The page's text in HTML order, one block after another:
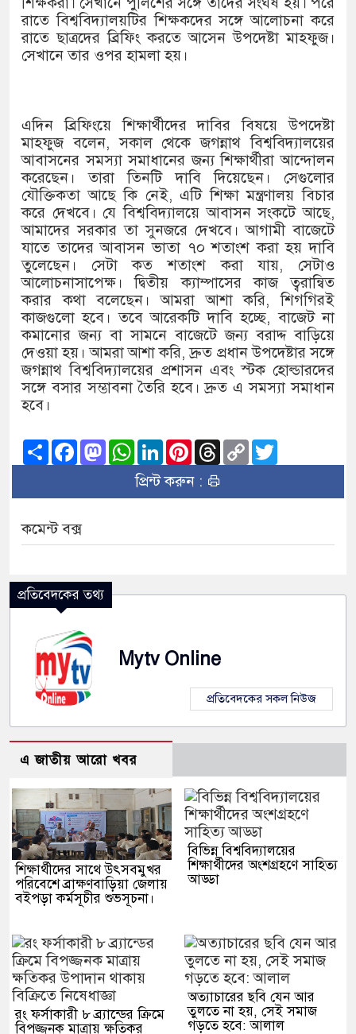
রাতে বিশ্ববিদ্যালয়টির শিক্ষকদের সঙ্গে আলোচনা করে
রাতে ছাত্রদের ব্রিফিং করতে আসেন উপদেষ্টা মাহফুজ।
সেখানে তার ওপর হামলা হয়।
এদিন ব্রিফিংয়ে শিক্ষার্থীদের দাবির বিষয়ে উপদেষ্টা
মাহফুজ বলেন, সকাল থেকে জগন্নাথ বিশ্ববিদ্যালয়ের
আবাসনের সমস্যা সমাধানের জন্য শিক্ষার্থীরা আন্দোলন
করেছেন। তারা তিনটি দাবি দিয়েছেন। সেগুলোর
যৌক্তিকতা আছে কি নেই, এটি শিক্ষা মন্ত্রণালয় বিচার
করে দেখবে। যে বিশ্ববিদ্যালয়ে আবাসন সংকটে আছে,
আমাদের সরকার তা সুনজরে দেখবে। আগামী বাজেটে
যাতে তাদের আবাসন ভাতা ৭০ শতাংশ করা হয় দাবি
তুলেছেন। সেটা কত শতাংশ করা যায়, সেটাও
আলোচনাসাপেক্ষ। দ্বিতীয় ক্যাম্পাসের কাজ ত্বরান্বিত
করার কথা বলেছেন। আমরা আশা করি, শিগগিরই
কাজগুলো হবে। তবে আরেকটি দাবি হচ্ছে, বাজেট না
কমানোর জন্য বা সামনে বাজেটে জন্য বরাদ্দ বাড়িয়ে
দেওয়া হয়। আমরা আশা করি, দ্রুত প্রধান উপদেষ্টার সঙ্গে
জগন্নাথ বিশ্ববিদ্যালয়ের প্রশাসন এবং স্টক হোল্ডারদের
সঙ্গে বসার সম্ভাবনা তৈরি হবে। দ্রুত এ সমস্যা সমাধান
হবে।
ShareFacebook
Mastodon
WhatsApp
LinkedInPinterest
Threads
Copy
Link
প্রিন্ট করুন :
কমেন্ট বক্স
প্রতিবেদকের তথ্য
Mytv Online
প্রতিবেদকের সকল নিউজ
এ জাতীয় আরো খবর
শিক্ষার্থীদের সাথে উৎসবমুখর
পরিবেশে ব্রাক্ষণবাড়িয়া জেলায়
বইপড়া কর্মসূচীর শুভসূচনা।
বিভিন্ন বিশ্ববিদ্যালয়ের
শিক্ষার্থীদের অংশগ্রহণে সাহিত্য
আড্ডা
রং ফর্সাকারী ৮ ব্র্যান্ডের ক্রিমে
বিপজ্জনক মাত্রায় ক্ষতিকর
অত্যাচারের ছবি যেন আর
তুলতে না হয়, সেই সমাজ
গড়তে হবে: আলাল